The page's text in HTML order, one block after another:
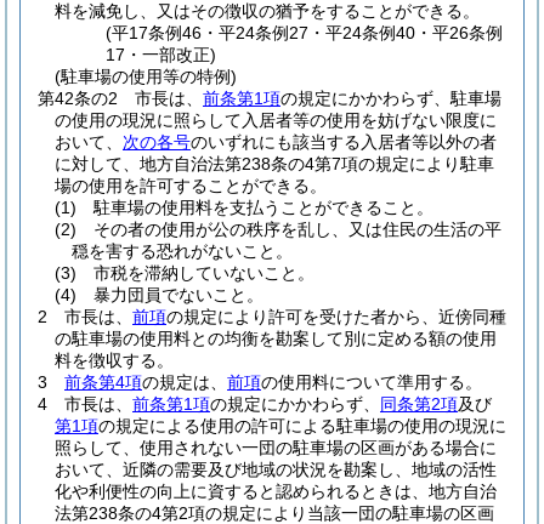
料を減免し、又はその徴収の猶予をすることができる。
(平17条例46・平24条例27・平24条例40・平26条例
17・一部改正)
(駐車場の使用等の特例)
第42条の2
市長は、 前条第1項の規定にかかわらず、駐車場
の使用の現況に照らして入居者等の使用を妨げない限度に
おいて、 次の各号のいずれにも該当する入居者等以外の者
に対して、地方自治法第238条の4第7項の規定により駐車
場の使用を許可することができる。
(1)
駐車場の使用料を支払うことができること。
(2)
その者の使用が公の秩序を乱し、又は住民の生活の平
穏を害する恐れがないこと。
(3)
市税を滞納していないこと。
(4)
暴力団員でないこと。
2
市長は、 前項の規定により許可を受けた者から、近傍同種
の駐車場の使用料との均衡を勘案して別に定める額の使用
料を徴収する。
3
前条第4項の規定は、 前項の使用料について準用する。
4
市長は、 前条第1項の規定にかかわらず、 同条第2項及び
第1項の規定による使用の許可による駐車場の使用の現況に
照らして、使用されない一団の駐車場の区画がある場合に
おいて、近隣の需要及び地域の状況を勘案し、地域の活性
化や利便性の向上に資すると認められるときは、地方自治
法第238条の4第2項の規定により当該一団の駐車場の区画